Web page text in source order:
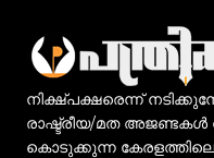
നിക്ഷ്പക്ഷരെന്ന്
രാഷ്ട്രീയ/മത അജണ്ടകൾ
കൊടുക്കുന്ന